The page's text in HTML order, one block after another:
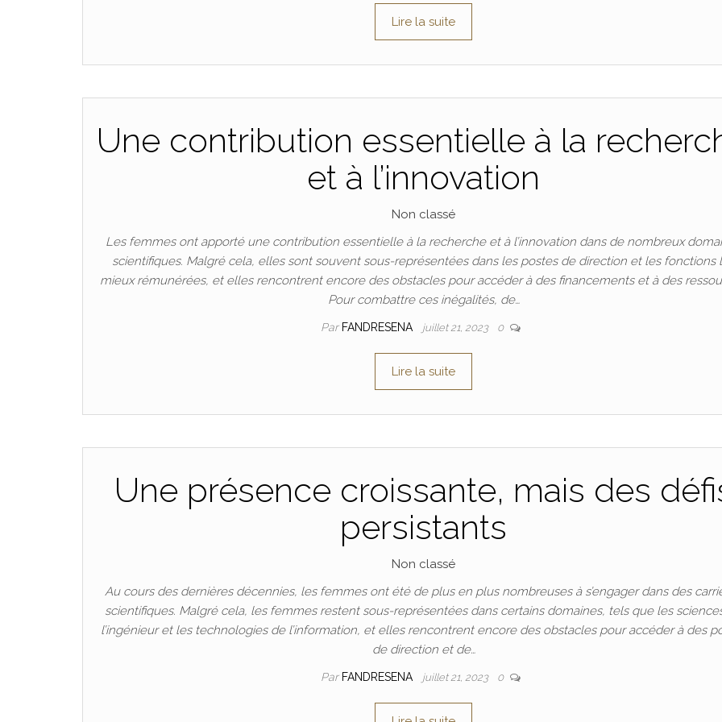
Lire la suite
Une contribution essentielle à la
et à l’innovation
Non classé
Les femmes ont apporté une contribution essentielle à la recherche et à l’innovation dans de nombreux
scientifiques. Malgré cela, elles sont souvent sous-représentées dans les postes de direction et les fonctions
mieux rémunérées, et elles rencontrent encore des obstacles pour accéder à des financements et à des
Pour combattre ces inégalités, de…
Par FANDRESENA juillet 21, 2023 0
Lire la suite
Une présence croissante, mais des
persistants
Non classé
Au cours des dernières décennies, les femmes ont été de plus en plus nombreuses à s’engager dans des
scientifiques. Malgré cela, les femmes restent sous-représentées dans certains domaines, tels que les
l’ingénieur et les technologies de l’information, et elles rencontrent encore des obstacles pour accéder à des
de direction et de…
Par FANDRESENA juillet 21, 2023 0